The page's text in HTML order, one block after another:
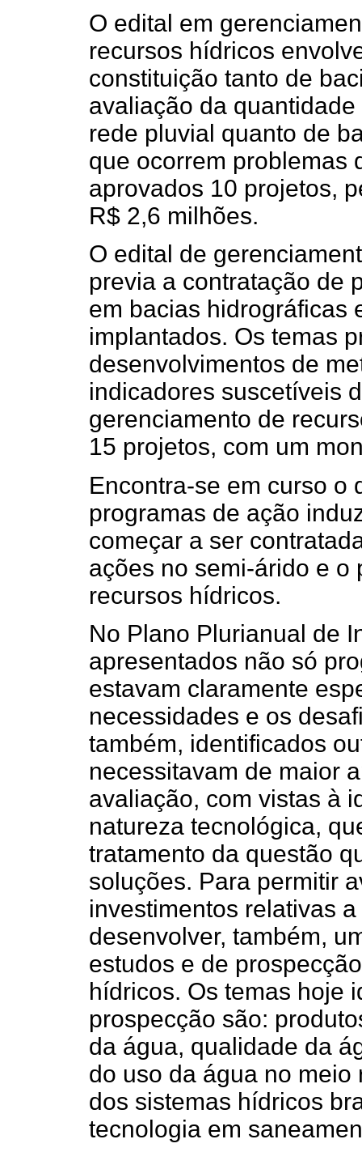
O edital em
recursos hídricos
constituição tanto de
avaliação da
rede pluvial quanto de
que ocorrem problemas
aprovados 10 projetos,
R$ 2,6 milhões.
O edital de
previa a contratação de
em bacias hidrográficas
implantados. Os temas
desenvolvimentos de
indicadores suscetíveis
gerenciamento de
15 projetos, com um
Encontra-se em curso o
programas de ação
começar a ser
ações no semi-árido e o
recursos hídricos.
No Plano Plurianual de
apresentados não só
estavam claramente
necessidades e os
também, identificados
necessitavam de maior
avaliação, com vistas à
natureza tecnológica,
tratamento da questão
soluções. Para permitir
investimentos relativas
desenvolver, também,
estudos e de
hídricos. Os temas hoje
prospecção são:
da água, qualidade da
do uso da água no
dos sistemas hídricos
tecnologia em